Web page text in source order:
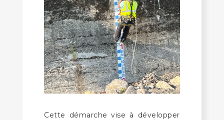
Cette démarche vise à développer